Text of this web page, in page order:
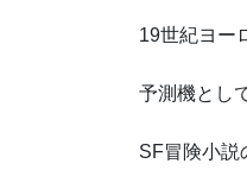
19世紀ヨー
予測機とし
SF冒険小説